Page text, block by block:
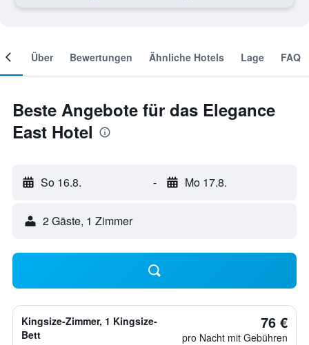
Über Bewertungen Ähnliche Hotels Lage FAQ
Beste Angebote für das Elegance
East Hotel
So 16.8. - Mo 17.8.
2 Gäste, 1 Zimmer
Kingsize-Zimmer, 1 Kingsize-
Bett
76 €
pro Nacht mit Gebühren